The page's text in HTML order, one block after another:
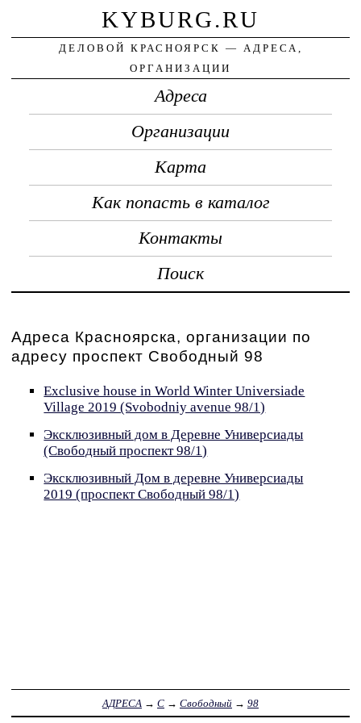
KYBURG.RU
ДЕЛОВОЙ КРАСНОЯРСК — АДРЕСА,
ОРГАНИЗАЦИИ
Адреса
Организации
Карта
Как попасть в каталог
Контакты
Поиск
Адреса Красноярска, организации по
адресу проспект Свободный 98
Exclusive house in World Winter Universiade
Village 2019 (Svobodniy avenue 98/1)
Эксклюзивный дом в Деревне Универсиады
(Свободный проспект 98/1)
Эксклюзивный Дом в деревне Универсиады
2019 (проспект Свободный 98/1)
АДРЕСА → С → Свободный → 98